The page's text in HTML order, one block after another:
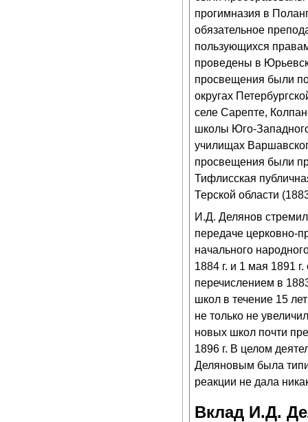
прогимназия в
обязательное
пользующихся
проведены в
просвещения были
округах
селе Сарепте,
школы Юго-
училищах
просвещения были
Тифлисская
Терской области
И.Д. Делянов
передаче церковно-
начального
1884 г. и 1 мая 1891
перечислением в
школ в течение 15
не только не
новых школ почти
1896 г. В целом
Деляновым была
реакции не дала
Вклад И.Д.